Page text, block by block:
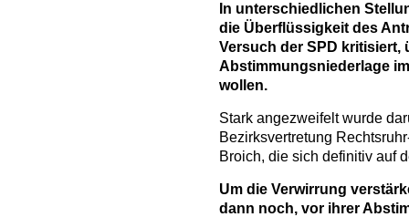
In unterschiedlichen
die Überflüssigkeit des
Versuch der SPD kritisiert,
Abstimmungsniederlage
wollen.
Stark angezweifelt wurde
Bezirksvertretung
Broich, die sich definitiv auf
Um die Verwirrung
dann noch, vor ihrer